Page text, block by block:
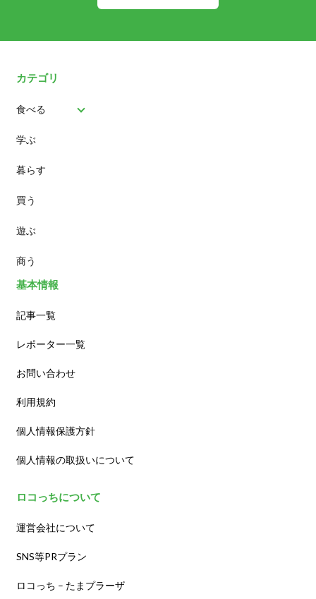
カテゴリ
食べる
パン
スイーツ
ランチ
カフェ
学ぶ
暮らす
買う
遊ぶ
商う
基本情報
記事一覧
レポーター一覧
お問い合わせ
利用規約
個人情報保護方針
個人情報の取扱いについて
ロコっちについて
運営会社について
SNS等PRプラン
ロコっち – たまプラーザ